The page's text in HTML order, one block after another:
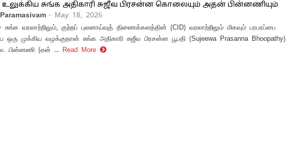
உலுக்கிய சுங்க அதிகாரி சுஜீவ பிரசன்ன கொலையும் அதன் பின்னணியும்
- May 18, 2026
வரலாற்றிலும், குற்றப் புலனாய்வுத் திணைக்களத்தின் (CID) வரலாற்றிலும் மிகவும் பரபரப்பை
ஒரு முக்கிய வழக்குதான் சுங்க அதிகாரி சுஜீவ பிரசன்ன பூபதி (Sujeewa Prasanna Bhoopathy)
பின்னணி (ஏன் ... Read More